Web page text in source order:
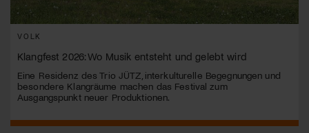
VOLK
Klangfest 2026: Wo Musik entsteht und gelebt wird
Eine Residenz des Trio JÜTZ, interkulturelle Begegnungen und
besondere Klangräume machen das Festival zum
Ausgangspunkt neuer Produktionen.